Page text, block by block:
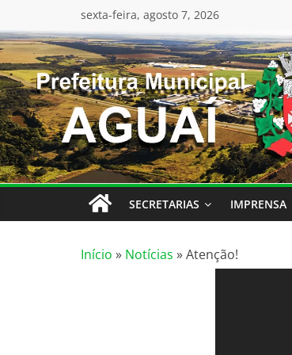
sexta-feira, agosto 7, 2026
SECRETARIAS IMPRENSA
Início » Notícias »Atenção!